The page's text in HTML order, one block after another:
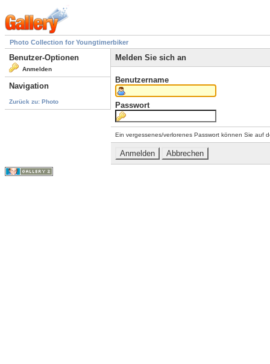
Photo Collection for Youngtimerbiker
Benutzer-Optionen
Anmelden
Navigation
Zurück zu: Photo
Melden Sie sich an
Benutzername
Passwort
Ein vergessenes/verlorenes Passwort können Sie auf